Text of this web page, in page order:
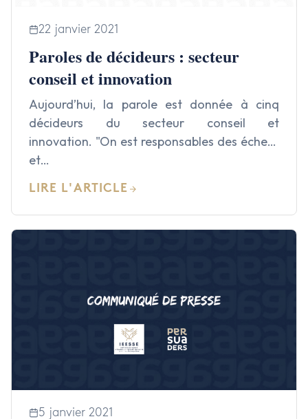
22 janvier 2021
Paroles de décideurs : secteur
conseil et innovation
Aujourd’hui, la parole est donnée à cinq
décideurs du secteur conseil et
innovation. "On est responsables des échecs
et…
LIRE L'ARTICLE
5 janvier 2021
Lifesciences
Médical